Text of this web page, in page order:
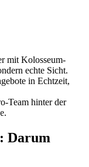
mit Kolosseum-
echte Sicht.
in Echtzeit,
Team hinter der
Darum